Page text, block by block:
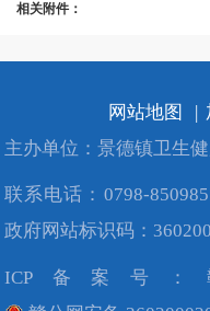
相关附件：
网站地图 |
主办单位：景德镇卫生
联系电话：0798-
政府网站标识码：
ICP备案号：